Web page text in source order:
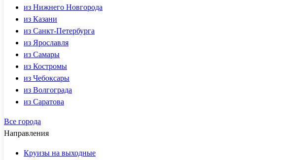
из Нижнего Новгорода
из Казани
из Санкт-Петербурга
из Ярославля
из Самары
из Костромы
из Чебоксары
из Волгограда
из Саратова
Все города
Направления
Круизы на выходные